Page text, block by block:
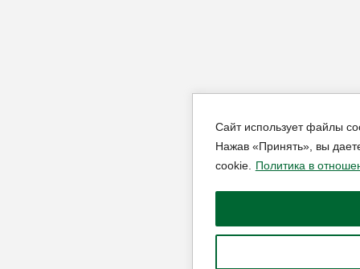
Сайт использует файлы
Нажав «Принять», вы
cookie.
Политика в